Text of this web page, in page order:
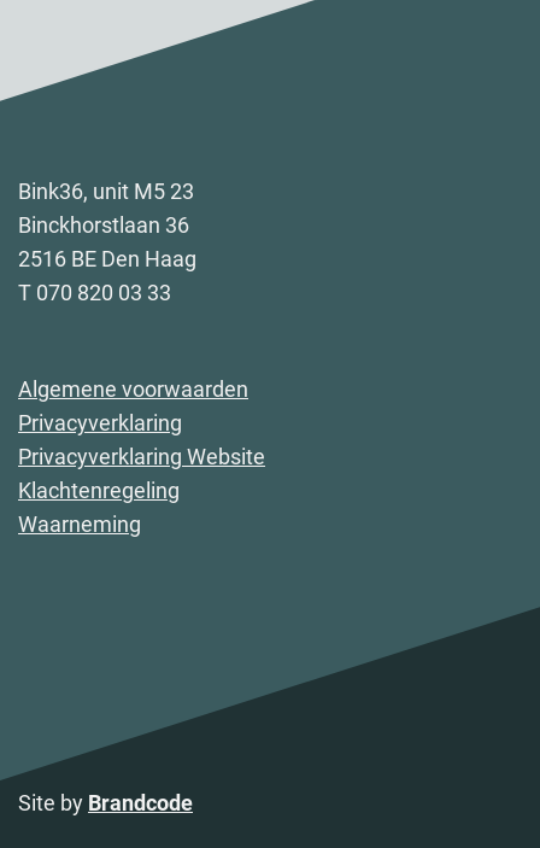
Bink36, unit M5 23
Binckhorstlaan 36
2516 BE Den Haag
T 070 820 03 33
Algemene voorwaarden
Privacyverklaring
Privacyverklaring Website
Klachtenregeling
Waarneming
Site by Brandcode